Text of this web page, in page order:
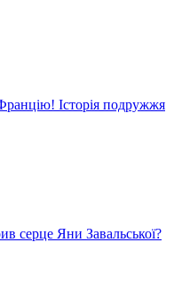
Історія подружжя
серце Яни Завальської?